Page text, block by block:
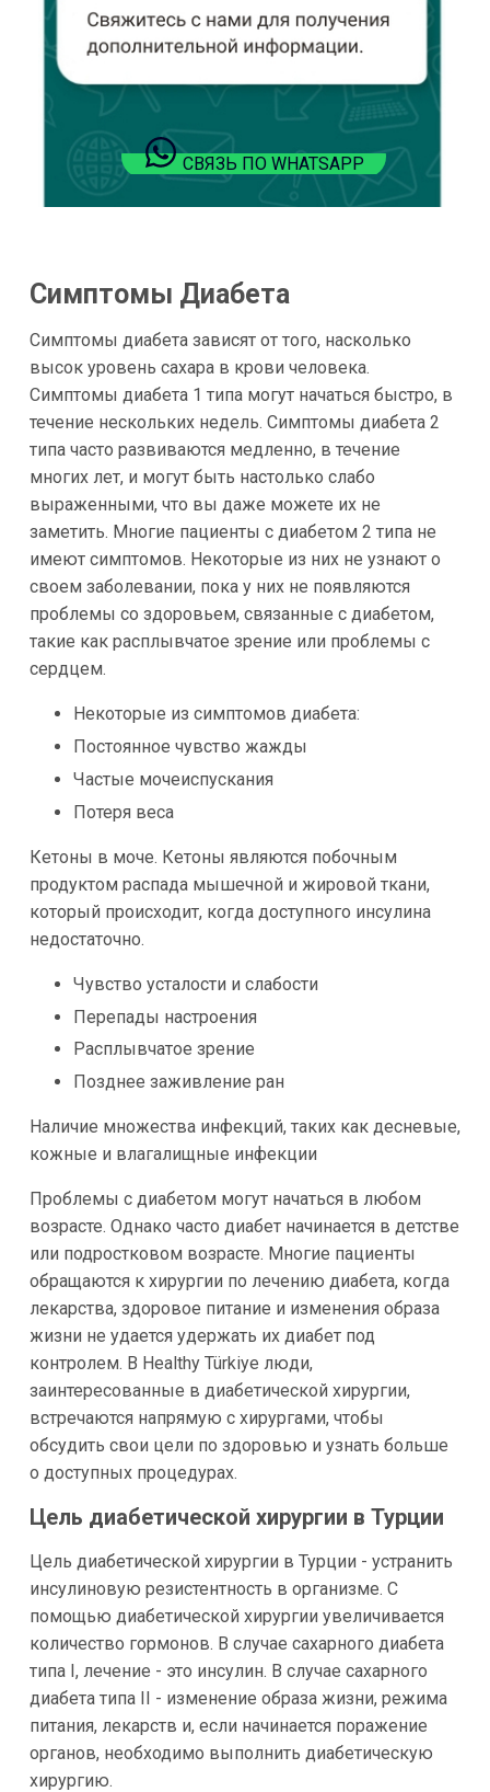
СВЯЗЬ ПО WHATSAPP
Симптомы Диабета
Симптомы диабета зависят от того, насколько
высок уровень сахара в крови человека.
Симптомы диабета 1 типа могут начаться быстро, в
течение нескольких недель. Симптомы диабета 2
типа часто развиваются медленно, в течение
многих лет, и могут быть настолько слабо
выраженными, что вы даже можете их не
заметить. Многие пациенты с диабетом 2 типа не
имеют симптомов. Некоторые из них не узнают о
своем заболевании, пока у них не появляются
проблемы со здоровьем, связанные с диабетом,
такие как расплывчатое зрение или проблемы с
сердцем.
Некоторые из симптомов диабета:
Постоянное чувство жажды
Частые мочеиспускания
Потеря веса
Кетоны в моче. Кетоны являются побочным
продуктом распада мышечной и жировой ткани,
который происходит, когда доступного инсулина
недостаточно.
Чувство усталости и слабости
Перепады настроения
Расплывчатое зрение
Позднее заживление ран
Наличие множества инфекций, таких как десневые,
кожные и влагалищные инфекции
Проблемы с диабетом могут начаться в любом
возрасте. Однако часто диабет начинается в детстве
или подростковом возрасте. Многие пациенты
обращаются к хирургии по лечению диабета, когда
лекарства, здоровое питание и изменения образа
жизни не удается удержать их диабет под
контролем. В Healthy Türkiye люди,
заинтересованные в диабетической хирургии,
встречаются напрямую с хирургами, чтобы
обсудить свои цели по здоровью и узнать больше
о доступных процедурах.
Цель диабетической хирургии в Турции
Цель диабетической хирургии в Турции - устранить
инсулиновую резистентность в организме. С
помощью диабетической хирургии увеличивается
количество гормонов. В случае сахарного диабета
типа I, лечение - это инсулин. В случае сахарного
диабета типа II - изменение образа жизни, режима
питания, лекарств и, если начинается поражение
органов, необходимо выполнить диабетическую
хирургию.